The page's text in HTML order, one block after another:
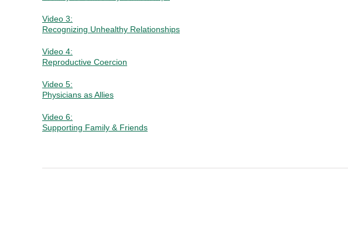
Video 3:
Recognizing Unhealthy Relationships
Video 4:
Reproductive Coercion
Video 5:
Physicians as Allies
Video 6:
Supporting Family & Friends